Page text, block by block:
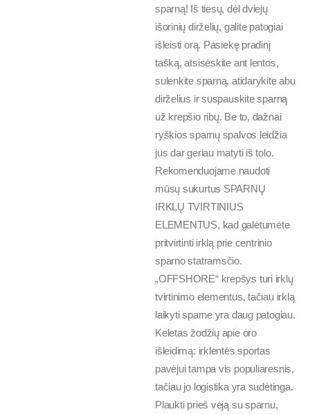
sparną! Iš tiesų, dėl dviejų
išorinių dirželių, galite patogiai
išleisti orą. Pasiekę pradinį
tašką, atsisėskite ant lentos,
sulenkite sparną, atidarykite abu
dirželius ir suspauskite sparną
už krepšio ribų. Be to, dažnai
ryškios sparnų spalvos leidžia
jus dar geriau matyti iš tolo.
Rekomenduojame naudoti
mūsų sukurtus SPARNŲ
IRKLŲ TVIRTINIUS
ELEMENTUS, kad galėtumėte
pritvirtinti irklą prie centrinio
sparno statramsčio.
„OFFSHORE“ krepšys turi irklų
tvirtinimo elementus, tačiau irklą
laikyti sparne yra daug patogiau.
Keletas žodžių apie oro
išleidimą: irklentės sportas
pavėjui tampa vis populiaresnis,
tačiau jo logistika yra sudėtinga.
Plaukti prieš vėją su sparnu,